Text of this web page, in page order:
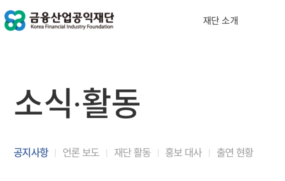
재단 소개
소식∙활동
공지사항 언론 보도 재단 활동 홍보 대사 출연 현황